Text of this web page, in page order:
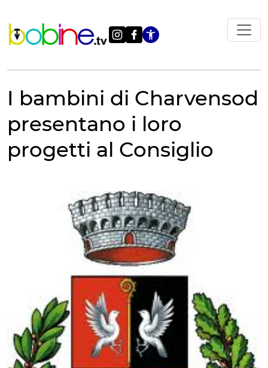
contenuto
Apri le
I bambini di Charvensod
presentano i loro
progetti al Consiglio